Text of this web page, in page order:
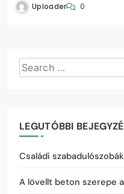
Uploader 0
LEGUTÓBBI
Családi szabadulószobák
A lövellt beton szerepe